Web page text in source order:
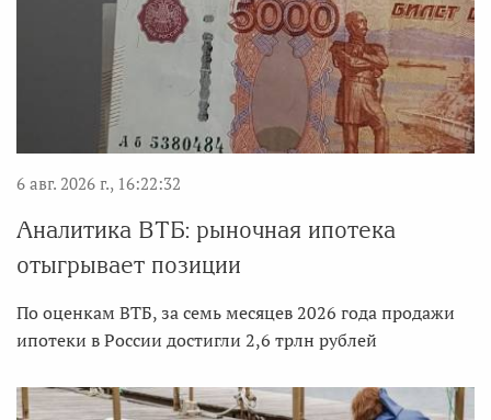
6 авг. 2026 г., 16:22:32
Аналитика ВТБ: рыночная ипотека
отыгрывает позиции
По оценкам ВТБ, за семь месяцев 2026 года продажи
ипотеки в России достигли 2,6 трлн рублей